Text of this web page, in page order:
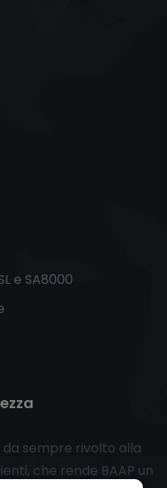
e SA8000
sempre rivolto alla
che rende BAAP un